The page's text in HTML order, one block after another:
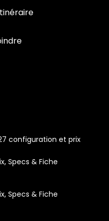
configuration et prix
Specs & Fiche
Specs & Fiche